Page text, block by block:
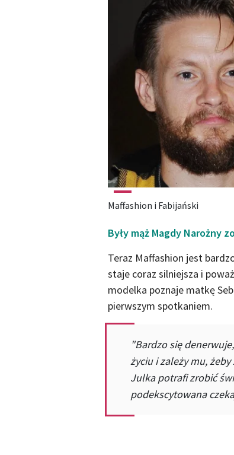
Maffashion i Fabijański
Były mąż Magdy Narożny
Teraz Maffashion jest
staje coraz silniejsza i
modelka poznaje matkę
pierwszym spotkaniem.
"Bardzo się
życiu i zależy mu,
Julka potrafi zrobić
podekscytowana